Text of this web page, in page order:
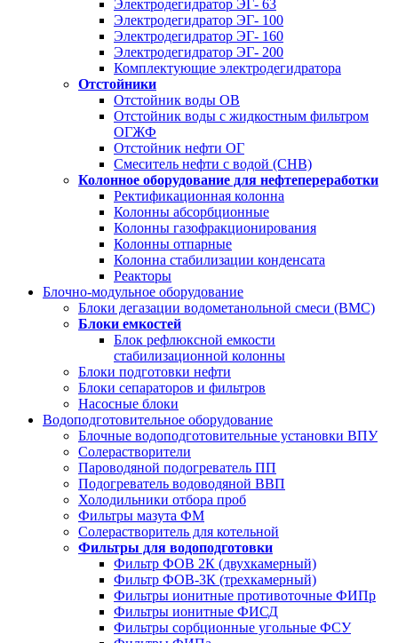
Электродегидратор ЭГ- 63
Электродегидратор ЭГ- 100
Электродегидратор ЭГ- 160
Электродегидратор ЭГ- 200
Комплектующие электродегидратора
Отстойники
Отстойник воды ОВ
Отстойник воды с жидкостным фильтром
ОГЖФ
Отстойник нефти ОГ
Смеситель нефти с водой (СНВ)
Колонное оборудование для нефтепереработки
Ректификационная колонна
Колонны абсорбционные
Колонны газофракционирования
Колонны отпарные
Колонна стабилизации конденсата
Реакторы
Блочно-модульное оборудование
Блоки дегазации водометанольной смеси (BMC)
Блоки емкостей
Блок рефлюксной емкости
стабилизационной колонны
Блоки подготовки нефти
Блоки сепараторов и фильтров
Насосные блоки
Водоподготовительное оборудование
Блочные водоподготовительные установки ВПУ
Солерастворители
Пароводяной подогреватель ПП
Подогреватель водоводяной ВВП
Холодильники отбора проб
Фильтры мазута ФМ
Солерастворитель для котельной
Фильтры для водоподготовки
Фильтр ФОВ 2К (двухкамерный)
Фильтр ФОВ-3К (трехкамерный)
Фильтры ионитные противоточные ФИПр
Фильтры ионитные ФИСД
Фильтры сорбционные угольные ФСУ